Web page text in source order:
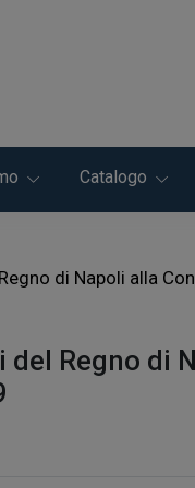
Catalogo
di Napoli alla
Regno di